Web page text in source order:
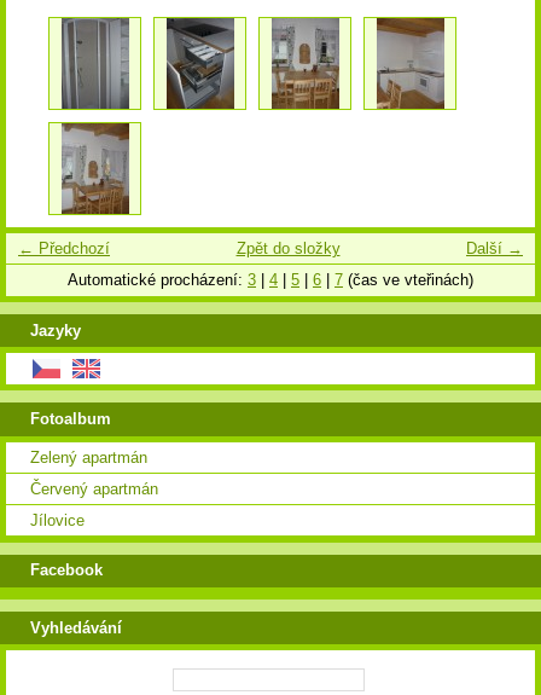
← Předchozí Další →
Zpět do složky
Automatické procházení: 3 4 5 6 7 (čas ve vteřinách)
Jazyky
Fotoalbum
Zelený apartmán
Červený apartmán
Jílovice
Facebook
Vyhledávání